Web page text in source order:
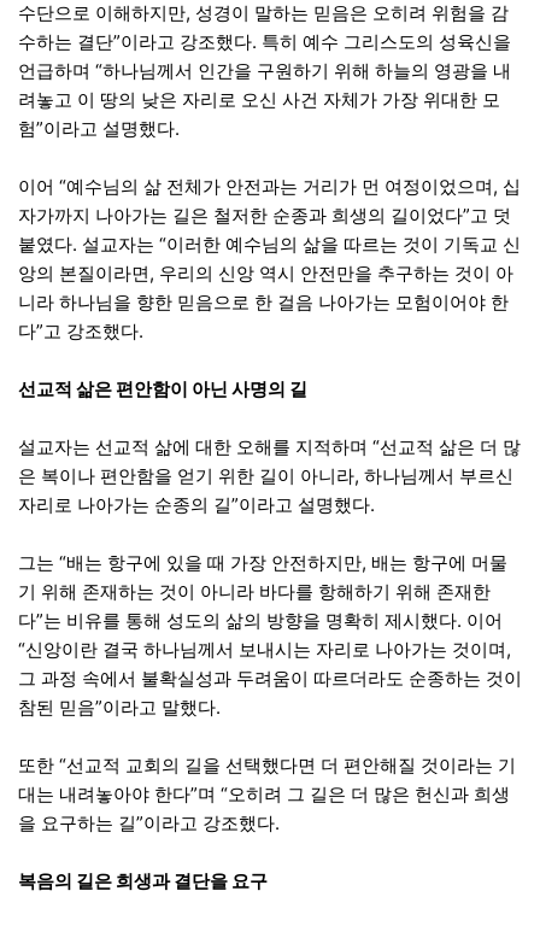
수단으로 이해하지만, 성경이 말하는 믿음은 오히려 위험을 감
수하는 결단”이라고 강조했다. 특히 예수 그리스도의 성육신을
언급하며 “하나님께서 인간을 구원하기 위해 하늘의 영광을 내
려놓고 이 땅의 낮은 자리로 오신 사건 자체가 가장 위대한 모
험”이라고 설명했다.
이어 “예수님의 삶 전체가 안전과는 거리가 먼 여정이었으며, 십
자가까지 나아가는 길은 철저한 순종과 희생의 길이었다”고 덧
붙였다. 설교자는 “이러한 예수님의 삶을 따르는 것이 기독교 신
앙의 본질이라면, 우리의 신앙 역시 안전만을 추구하는 것이 아
니라 하나님을 향한 믿음으로 한 걸음 나아가는 모험이어야 한
다”고 강조했다.
선교적 삶은 편안함이 아닌 사명의 길
설교자는 선교적 삶에 대한 오해를 지적하며 “선교적 삶은 더 많
은 복이나 편안함을 얻기 위한 길이 아니라, 하나님께서 부르신
자리로 나아가는 순종의 길”이라고 설명했다.
그는 “배는 항구에 있을 때 가장 안전하지만, 배는 항구에 머물
기 위해 존재하는 것이 아니라 바다를 항해하기 위해 존재한
다”는 비유를 통해 성도의 삶의 방향을 명확히 제시했다. 이어
“신앙이란 결국 하나님께서 보내시는 자리로 나아가는 것이며,
그 과정 속에서 불확실성과 두려움이 따르더라도 순종하는 것이
참된 믿음”이라고 말했다.
또한 “선교적 교회의 길을 선택했다면 더 편안해질 것이라는 기
대는 내려놓아야 한다”며 “오히려 그 길은 더 많은 헌신과 희생
을 요구하는 길”이라고 강조했다.
복음의 길은 희생과 결단을 요구